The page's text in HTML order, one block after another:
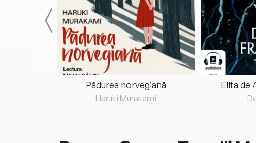
Pădurea norvegiană
Haruki Murakami
Elita de